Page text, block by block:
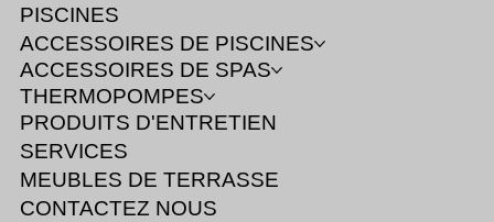
PISCINES
ACCESSOIRES DE PISCINES
ACCESSOIRES DE SPAS
THERMOPOMPES
PRODUITS D'ENTRETIEN
SERVICES
MEUBLES DE TERRASSE
CONTACTEZ NOUS